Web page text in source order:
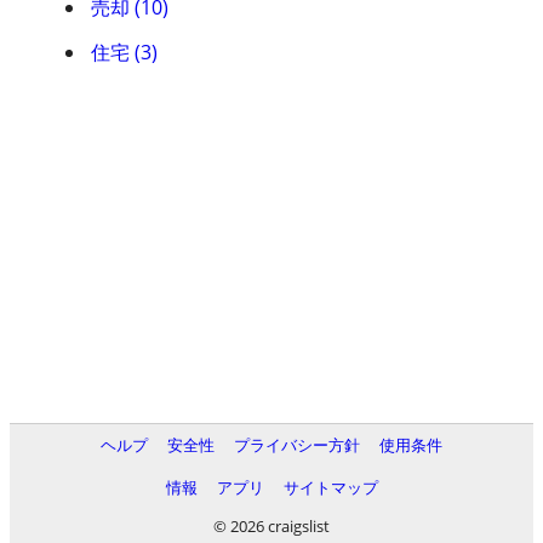
売却 (10)
住宅 (3)
ヘルプ 安全性 プライバシー方針
使用条件
情報
アプリ
サイトマップ
© 2026 craigslist